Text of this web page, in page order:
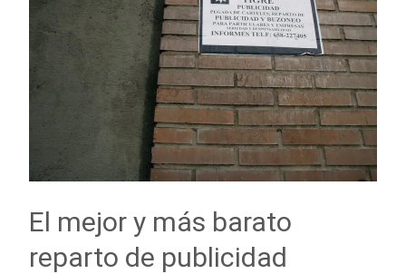
El mejor y más barato
reparto de publicidad